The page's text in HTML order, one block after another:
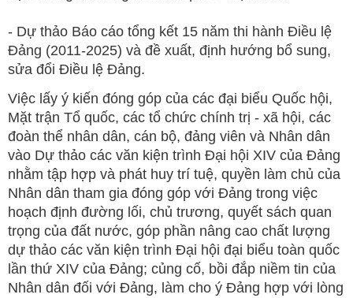
- Dự thảo Báo cáo tổng kết 15 năm thi hành Điều lệ
Đảng (2011-2025) và đề xuất, định hướng bổ sung,
sửa đổi Điều lệ Đảng.
Việc lấy ý kiến đóng góp của các đại biểu Quốc hội,
Mặt trận Tổ quốc, các tổ chức chính trị - xã hội, các
đoàn thể nhân dân, cán bộ, đảng viên và Nhân dân
vào Dự thảo các văn kiện trình Đại hội XIV của Đảng
nhằm tập hợp và phát huy trí tuệ, quyền làm chủ của
Nhân dân tham gia đóng góp với Đảng trong việc
hoạch định đường lối, chủ trương, quyết sách quan
trọng của đất nước, góp phần nâng cao chất lượng
dự thảo các văn kiện trình Đại hội đại biểu toàn quốc
lần thứ XIV của Đảng; củng cố, bồi đắp niềm tin của
Nhân dân đối với Đảng, làm cho ý Đảng hợp với lòng